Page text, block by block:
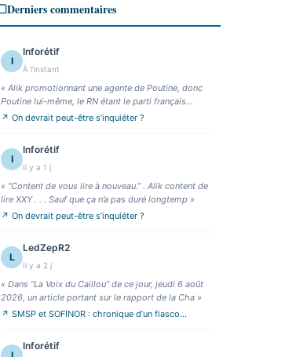
Derniers commentaires
I
Inforétif
À l'instant
« Alik promotionnant une agente de Poutine, donc
Poutine lui-même, le RN étant le parti français
compt»
↗ On devrait peut-être s’inquiéter ?
I
Inforétif
Il y a 1 j
« “Content de vous lire à nouveau.” . Alik content de
lire XXY . . . Sauf que ça n’a pas duré longtemp »
↗ On devrait peut-être s’inquiéter ?
L
LedZepR2
Il y a 2 j
« Dans “La Voix du Caillou” de ce jour, jeudi 6 août
2026, un article portant sur le rapport de la Cha »
↗ SMSP et SOFINOR : chronique d’un fiasco
Inforétif